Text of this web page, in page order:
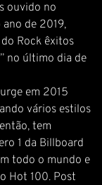
ouvido no
de 2019,
do Rock êxitos
no último dia de
em 2015
vários estilos
tem
1 da Billboard
todo o mundo e
Hot 100. Post